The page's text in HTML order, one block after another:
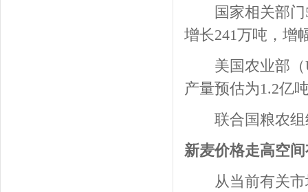
国家相关部门5
增长241万吨，增
美国农业部（
产量预估为1.2亿
联合国粮农组织
新麦价格走高空
从当前有关市